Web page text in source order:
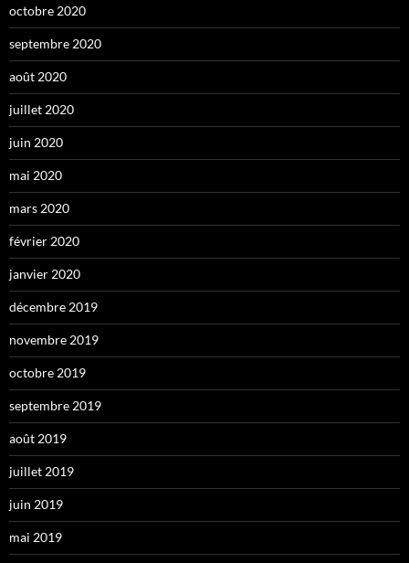
octobre 2020
septembre 2020
août 2020
juillet 2020
juin 2020
mai 2020
mars 2020
février 2020
janvier 2020
décembre 2019
novembre 2019
octobre 2019
septembre 2019
août 2019
juillet 2019
juin 2019
mai 2019